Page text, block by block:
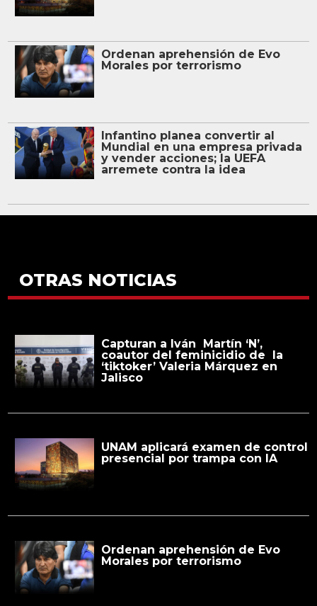
Ordenan aprehensión de Evo
Morales por terrorismo
Infantino planea convertir al
Mundial en una empresa privada
y vender acciones; la UEFA
arremete contra la idea
OTRAS NOTICIAS
Capturan a Iván Martín ‘N’,
coautor del feminicidio de la
‘tiktoker’ Valeria Márquez en
Jalisco
UNAM aplicará examen de control
presencial por trampa con IA
Ordenan aprehensión de Evo
Morales por terrorismo